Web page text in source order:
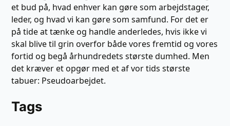
et bud på, hvad enhver kan gøre som arbejdstager,
leder, og hvad vi kan gøre som samfund. For det er
på tide at tænke og handle anderledes, hvis ikke vi
skal blive til grin overfor både vores fremtid og vores
fortid og begå århundredets største dumhed. Men
det kræver et opgør med et af vor tids største
tabuer: Pseudoarbejdet.
Tags